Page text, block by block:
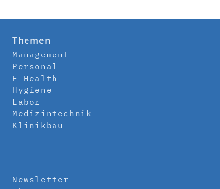
Themen
Management
Personal
E-Health
Hygiene
Labor
Medizintechnik
Klinikbau
Newsletter